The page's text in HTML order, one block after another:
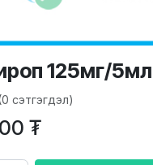
125мг/
сэтгэгдэл)
₮